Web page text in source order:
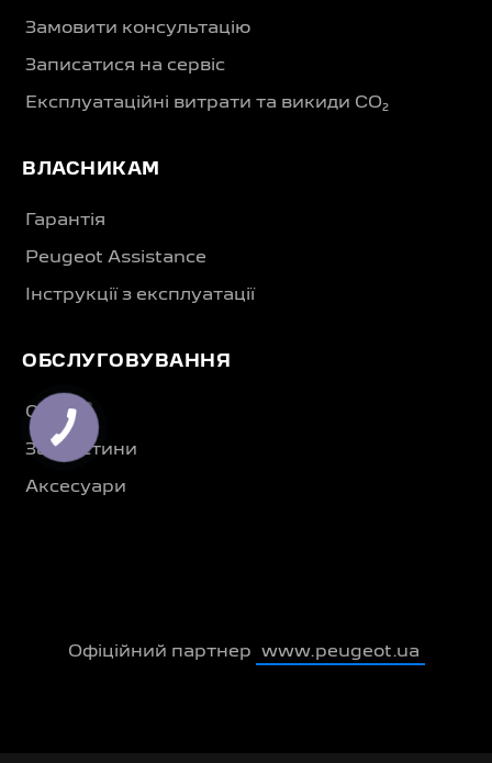
Замовити консультацію
Записатися на сервіс
Експлуатаційні витрати та викиди CO₂
ВЛАСНИКАМ
Гарантія
Peugeot Assistance
Інструкції з експлуатації
ОБСЛУГОВУВАННЯ
Сервіс ®
Запчастини
Аксесуари
Офіційний партнер www.peugeot.ua